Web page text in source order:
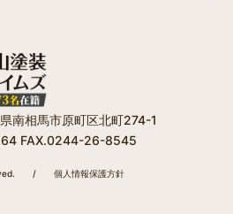
南相馬市原町区北町274-1
FAX.0244-26-8545
/ 個人情報保護方針